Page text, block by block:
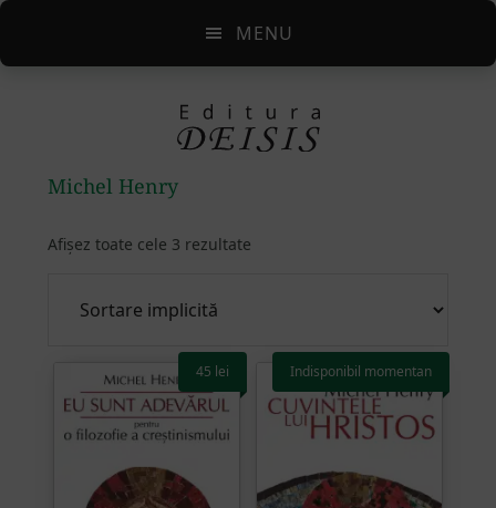
main
primary
footer
MENU
Michel Henry
Afișez toate cele 3 rezultate
45 lei Indisponibil momentan